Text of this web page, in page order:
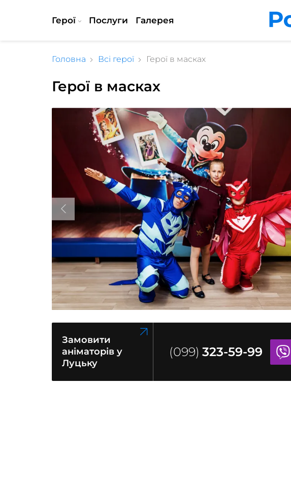
Герої Послуги Галерея
Головна Всі герої Герої в масках
Герої в масках
Замовити
аніматорів у
Луцьку
(099) 323-59-99